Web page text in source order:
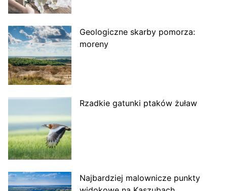
Geologiczne skarby pomorza:
moreny
Rzadkie gatunki ptaków żuław
Najbardziej malownicze punkty